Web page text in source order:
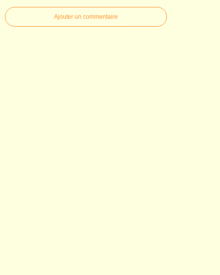
Ajouter un commentaire